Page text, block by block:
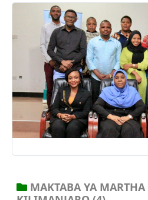
08 May, 2025
MAKTABA YA